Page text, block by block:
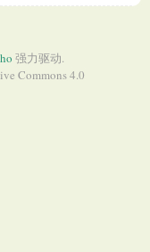
强力驱动.
Commons 4.0